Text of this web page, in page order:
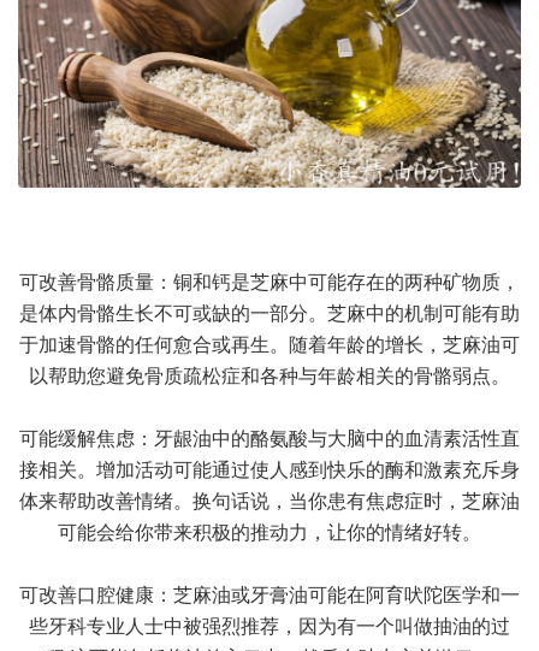
可改善骨骼质量：铜和钙是芝麻中可能存在的两种矿物质，
是体内骨骼生长不可或缺的一部分。芝麻中的机制可能有助
于加速骨骼的任何愈合或再生。随着年龄的增长，芝麻油可
以帮助您避免骨质疏松症和各种与年龄相关的骨骼弱点。
可能缓解焦虑：牙龈油中的酪氨酸与大脑中的血清素活性直
接相关。增加活动可能通过使人感到快乐的酶和激素充斥身
体来帮助改善情绪。换句话说，当你患有焦虑症时，芝麻油
可能会给你带来积极的推动力，让你的情绪好转。
可改善口腔健康：芝麻油或牙膏油可能在阿育吠陀医学和一
些牙科专业人士中被强烈推荐，因为有一个叫做抽油的过